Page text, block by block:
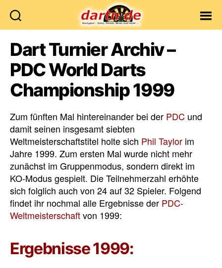
Dart Turnier Archiv –
PDC World Darts
Championship 1999
Zum fünften Mal hintereinander bei der PDC und
damit seinen insgesamt siebten
Weltmeisterschaftstitel holte sich Phil Taylor im
Jahre 1999. Zum ersten Mal wurde nicht mehr
zunächst im Gruppenmodus, sondern direkt im
KO-Modus gespielt. Die Teilnehmerzahl erhöhte
sich folglich auch von 24 auf 32 Spieler. Folgend
findet ihr nochmal alle Ergebnisse der PDC-
Weltmeisterschaftvon 1999:
Ergebnisse 1999: